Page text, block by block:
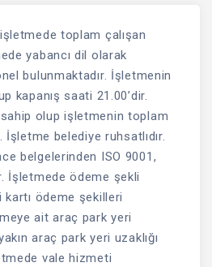
toplam çalışan
yabancı dil olarak
bulunmaktadır. İşletmenin
kapanış saati 21.00’dir.
olup işletmenin toplam
belediye ruhsatlıdır.
belgelerinden ISO 9001,
İşletmede ödeme şekli
ödeme şekilleri
ait araç park yeri
araç park yeri uzaklığı
vale hizmeti